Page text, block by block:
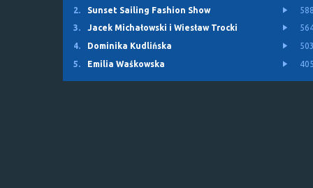
2.
Sunset Sailing Fashion Show
3.
Jacek Michałowski i Wiesław Trocki
4.
Dominika Kudlińska
5.
Emilia Waśkowska